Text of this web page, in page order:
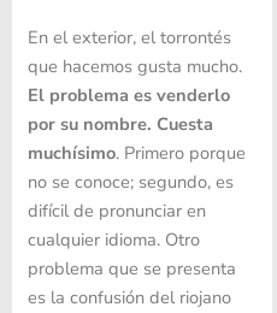
En el exterior, el torrontés
que hacemos gusta mucho.
El problema es venderlo
por su nombre. Cuesta
muchísimo. Primero porque
no se conoce; segundo, es
difícil de pronunciar en
cualquier idioma. Otro
problema que se presenta
es la confusión del riojano